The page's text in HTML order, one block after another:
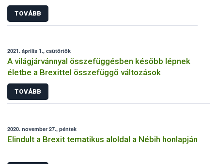
TOVÁBB
2021. április 1., csütörtök
A világjárvánnyal összefüggésben később lépnek
életbe a Brexittel összefüggő változások
TOVÁBB
2020. november 27., péntek
Elindult a Brexit tematikus aloldal a Nébih honlapján